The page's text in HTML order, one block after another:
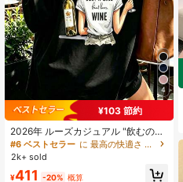
4
¥103 節約
2026年 ルーズカジュアル "飲むのが
好きな女の子" グラフィックTシャ
ツ、半袖、ヨーロッパ&アメリカンス
タイル ブラック サマー
#6 ベストセラー
に 最高の快適さ 女性用トップス、ブラウス、Tシャツ
2k+ sold
¥411 -20% 概算